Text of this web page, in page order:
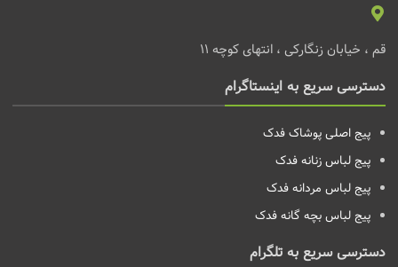
قم ، خیابان زنگارکی ، انتهای کوچه 11
دسترسی سریع به اینستاگرام
پیج اصلی پوشاک فدک
پیج لباس زنانهفدک
پیج لباس مردانهفدک
پیج لباس بچه گانهفدک
دسترسی سریع به تلگرام